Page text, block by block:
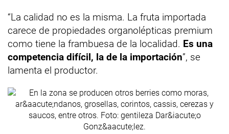
“La calidad no es la misma. La fruta importada
carece de propiedades organolépticas premium
como tiene la frambuesa de la localidad. Es una
competencia difícil, la de la importación”, se
lamenta el productor.